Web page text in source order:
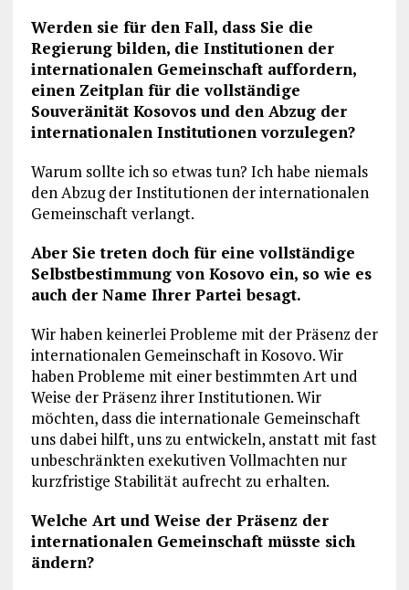
Werden sie für den Fall, dass Sie die
Regierung bilden, die Institutionen der
internationalen Gemeinschaft auffordern,
einen Zeitplan für die vollständige
Souveränität Kosovos und den Abzug der
internationalen Institutionen vorzulegen?
Warum sollte ich so etwas tun? Ich habe niemals
den Abzug der Institutionen der internationalen
Gemeinschaft verlangt.
Aber Sie treten doch für eine vollständige
Selbstbestimmung von Kosovo ein, so wie es
auch der Name Ihrer Partei besagt.
Wir haben keinerlei Probleme mit der Präsenz der
internationalen Gemeinschaft in Kosovo. Wir
haben Probleme mit einer bestimmten Art und
Weise der Präsenz ihrer Institutionen. Wir
möchten, dass die internationale Gemeinschaft
uns dabei hilft, uns zu entwickeln, anstatt mit fast
unbeschränkten exekutiven Vollmachten nur
kurzfristige Stabilität aufrecht zu erhalten.
Welche Art und Weise der Präsenz der
internationalen Gemeinschaft müsste sich
ändern?